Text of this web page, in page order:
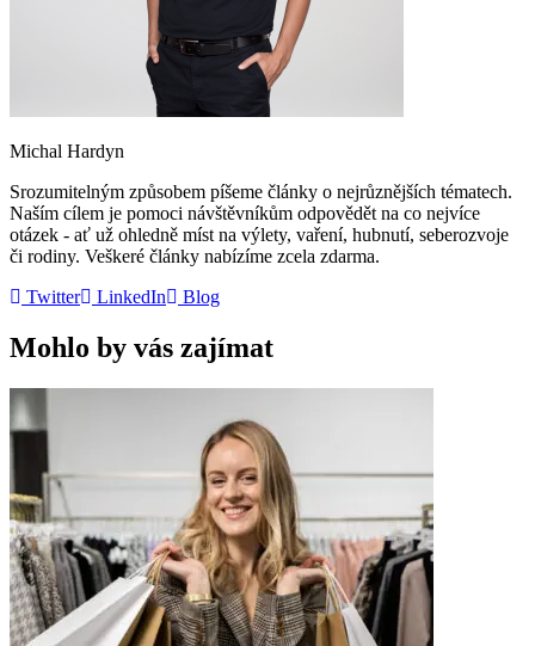
Michal Hardyn
Srozumitelným způsobem píšeme články o nejrůznějších tématech.
Naším cílem je pomoci návštěvníkům odpovědět na co nejvíce
otázek - ať už ohledně míst na výlety, vaření, hubnutí, seberozvoje
či rodiny. Veškeré články nabízíme zcela zdarma.
Twitter
LinkedIn Blog
Mohlo by vás zajímat